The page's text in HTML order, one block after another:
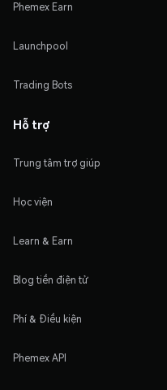
Phemex Earn
Launchpool
Trading Bots
Hỗ trợ
Trung tâm trợ giúp
Học viện
Learn & Earn
Blog tiền điện tử
Phí & Điều kiện
Phemex API